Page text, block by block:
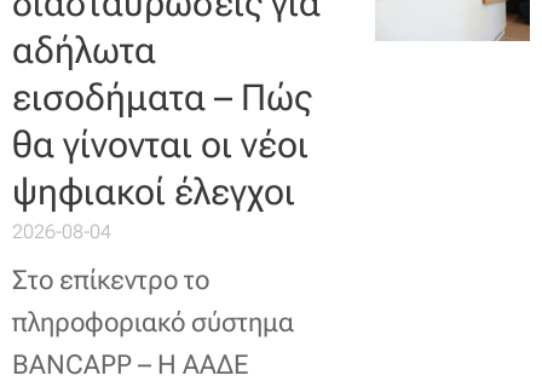
αδήλωτα
εισοδήματα – Πώς
θα γίνονται οι νέοι
ψηφιακοί έλεγχοι
2026-08-04
Στο επίκεντρο το
πληροφοριακό σύστημα
BANCAPP – Η ΑΑΔΕ